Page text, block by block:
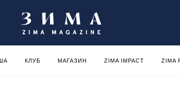
КЛУБ МАГАЗИН ZIMA IMPACT ZIMA